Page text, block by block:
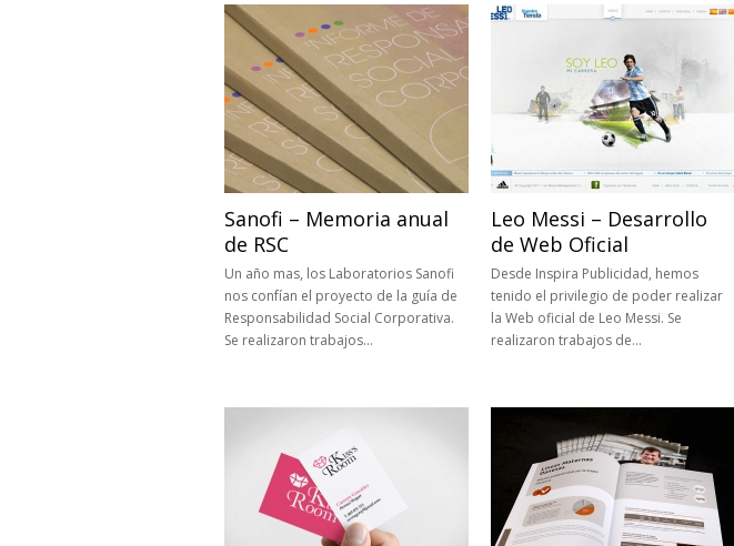
Sanofi – Memoria anual
de RSC
Un año mas, los Laboratorios Sanofi
nos confían el proyecto de la guía de
Responsabilidad Social Corporativa.
Se realizaron trabajos…
Leo Messi – Desarrollo
de Web Oficial
Desde Inspira Publicidad, hemos
tenido el privilegio de poder realizar
la Web oficial de Leo Messi. Se
realizaron trabajos de…